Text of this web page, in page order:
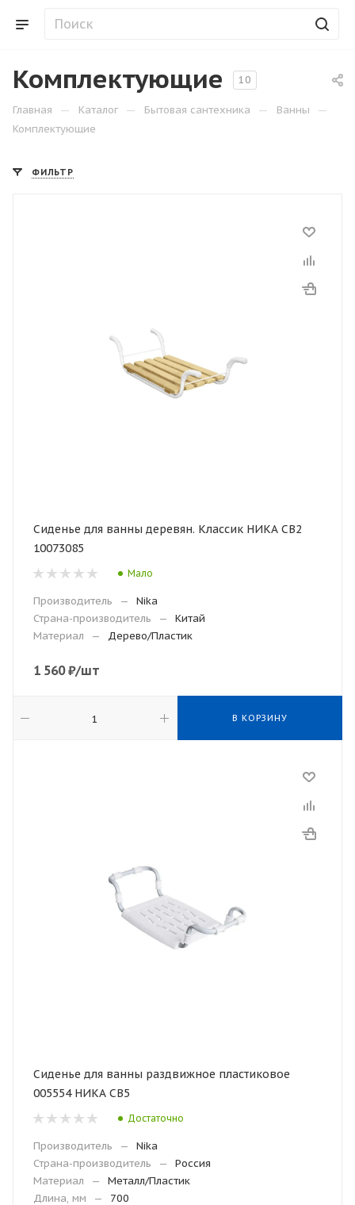
Комплектующие 10
Главная — Каталог — Бытовая сантехника — Ванны —
Комплектующие
ФИЛЬТР
Сиденье для ванны деревян. Классик НИКА СВ2
10073085
Мало
Производитель —
Nika
Страна-производитель
—
Китай
Материал
— Дерево/Пластик
1 560₽/шт
В КОРЗИНУ
Сиденье для ванны раздвижное пластиковое
005554 НИКА СВ5
Достаточно
Производитель —
Nika
Страна-производитель
—
Россия
Материал
—
Металл/Пластик
Длина, мм
—
700